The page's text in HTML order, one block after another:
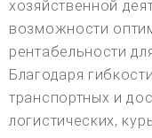
хозяйственной
возможности
рентабельности
Благодаря
транспортных и
логистических,